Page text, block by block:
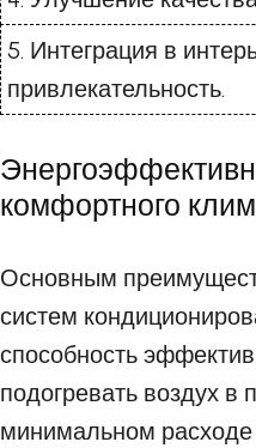
5. Интеграция в
привлекательность.
комфортного
Основным
систем
способность
подогревать воздух
минимальном расходе